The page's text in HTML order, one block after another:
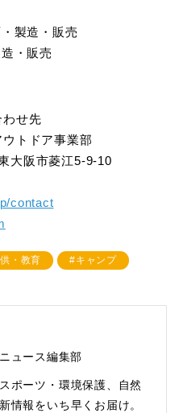
製造・販売
・販売
わせ先
トドア事業部
大阪市菱江5-9-10
contact
・教育
#キャンプ
ュース編集部
ポーツ・環境保護、自然
情報をいち早くお届け。